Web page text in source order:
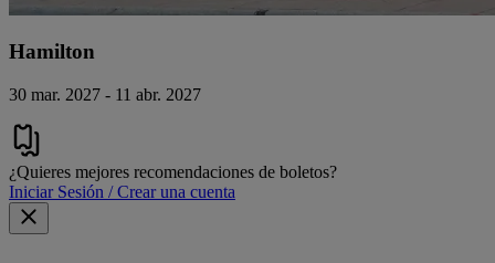
Hamilton
30 mar. 2027 - 11 abr. 2027
¿Quieres mejores recomendaciones de boletos?
Iniciar Sesión / Crear una cuenta